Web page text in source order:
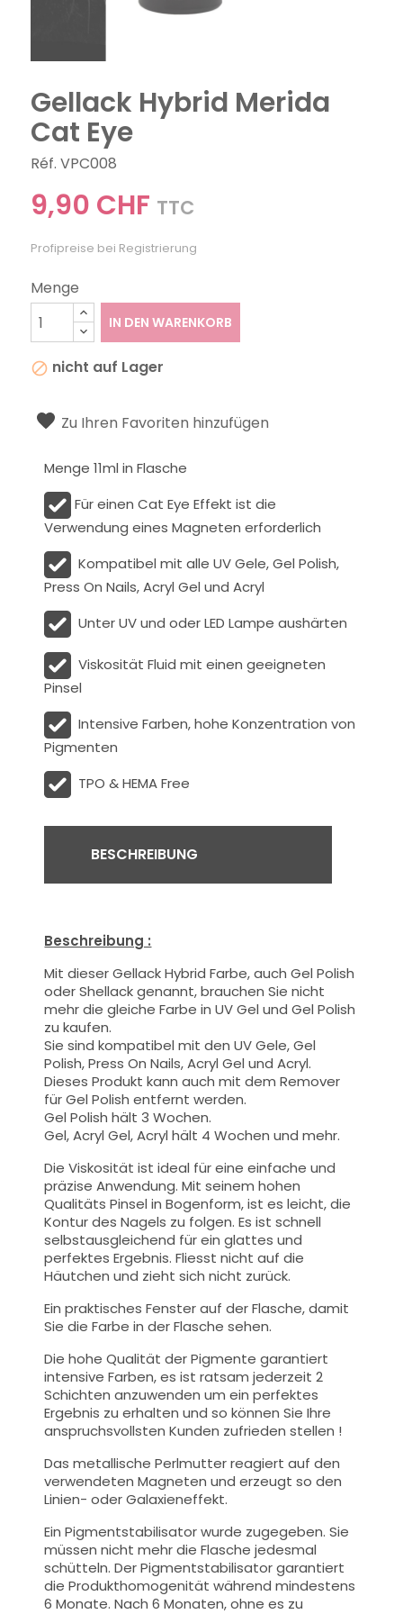
Gellack Hybrid Merida
Cat Eye
Réf. VPC008
9,90 CHF TTC
Profipreise bei Registrierung
Menge
IN DEN WARENKORB
 nicht auf Lager
Zu Ihren Favoriten hinzufügen
Menge 11ml in Flasche
Für einen Cat Eye Effekt ist die
Verwendung eines Magneten erforderlich
Kompatibel mit alle UV Gele, Gel Polish,
Press On Nails, Acryl Gel und Acryl
Unter UV und oder LED Lampe aushärten
ViskositätFluid mit einen geeigneten
Pinsel
Intensive Farben, hohe Konzentration von
Pigmenten
TPO & HEMA Free
BESCHREIBUNG
Beschreibung :
Mit dieser Gellack Hybrid Farbe, auch Gel Polish
oder Shellack genannt, brauchen Sie nicht
mehr die gleiche Farbe in UV Gel und Gel Polish
zu kaufen.
Sie sind kompatibel mit den UV Gele, Gel
Polish, Press On Nails, Acryl Gel und Acryl.
Dieses Produkt kann auch mit dem Remover
für Gel Polish entfernt werden.
Gel Polish hält 3 Wochen.
Gel, Acryl Gel, Acryl hält 4 Wochen und mehr.
Die Viskosität ist ideal für eine einfache und
präzise Anwendung.Mit seinem hohen
QualitätsPinsel in Bogenform, ist es leicht, die
Kontur des Nagels zu folgen. Es ist schnell
selbstausgleichend für ein glattes und
perfektes Ergebnis. Fliesst nicht auf die
Häutchen und zieht sich nicht zurück.
Ein praktisches Fenster auf der Flasche, damit
Sie die Farbe in der Flasche sehen.
Die hohe Qualität der Pigmente garantiert
intensive Farben, es ist ratsam jederzeit 2
Schichten anzuwenden um ein perfektes
Ergebnis zu erhalten und so können Sie Ihre
anspruchsvollsten Kunden zufrieden stellen !
Das metallische Perlmutter reagiert auf den
verwendeten Magneten und erzeugt so den
Linien- oder Galaxieneffekt.
Ein Pigmentstabilisator wurde zugegeben. Sie
müssen nicht mehr die Flasche jedesmal
schütteln. Der Pigmentstabilisator garantiert
die Produkthomogenität während mindestens
6 Monate. Nach 6 Monaten, ohne es zu